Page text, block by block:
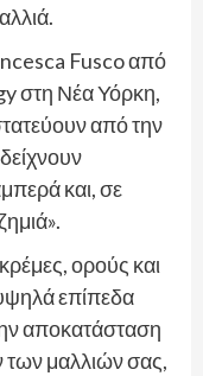
Fusco από
στη Νέα Υόρκη,
από την
και, σε
ορούς και
επίπεδα
αποκατάσταση
μαλλιών σας,